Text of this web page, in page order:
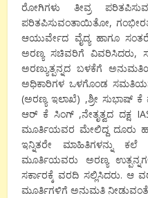
ರೋಗಿಗಳು ತೀವ್ರ
ಪರಿತಪಿಸುವಂತಾಯಿತೋ,
ಆಯುರ್ವೇದ ವೈದ್ಯ ಹಾಗೂ
ಅರಣ್ಯ ಸಚಿವರಿಗೆ ವಿವರಿಸಿದರು,
ಅರಣ್ಯುತ್ಪನ್ನದ ಬಳಕೆಗೆ
ಅಧಿಕಾರಿಗಳ ಒಳಗೊಂಡ
(ಅರಣ್ಯ ಇಲಾಖೆ) ,ಶ್ರೀ
ಆರ್ ಕೆ ಸಿಂಗ್ ,ನೇತೃತ್ವದ ದಕ್ಷ
ಮೂರ್ತಿಯವರ ಮೇಲಿದ್ದ ದೂರು
ಇನ್ನಿತರೇ ಮಾಹಿತಿಗಳನ್ನು ಕಲೆ
ಮೂರ್ತಿಯವರು ಅರಣ್ಯ
ಸರ್ಕಾರಕ್ಕೆ ವರದಿ ಸಲ್ಲಿಸಿದರು.
ಮೂರ್ತಿಗಳಿಗೆ ಅನುಮತಿ ನೀಡುವಂತೆ